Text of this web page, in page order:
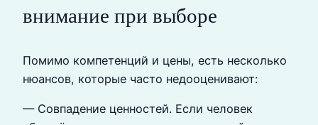
внимание при выборе
Помимо компетенций и цены, есть несколько
нюансов, которые часто недооценивают:
— Совпадение ценностей. Если человек